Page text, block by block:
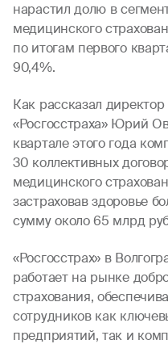
нарастил долю в
медицинского
по итогам первого
90,4%.
Как рассказал
«Росгосстраха» Юрий
квартале этого года
30 коллективных
медицинского
застраховав здоровье
сумму около 65 млрд
«Росгосстрах» в
работает на рынке
страхования,
сотрудников как
предприятий, так и